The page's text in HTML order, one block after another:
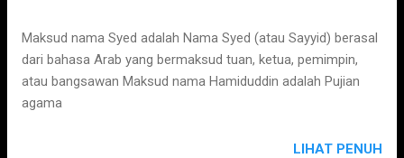
Maksud nama Syed adalah Nama Syed (atau Sayyid) berasal
dari bahasa Arab yang bermaksud tuan, ketua, pemimpin,
atau bangsawan Maksud nama Hamiduddin adalah Pujian
agama
LIHAT PENUH